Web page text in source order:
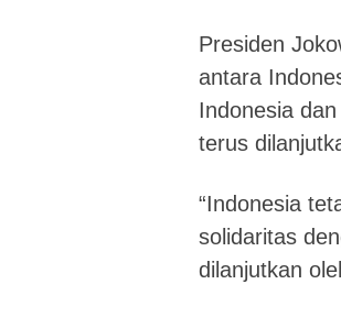
Presiden
antara
Indonesia
terus
“Indonesia
solidaritas
dilanjutkan